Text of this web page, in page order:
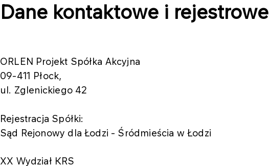
Dane kontaktowe i rejestrowe
ORLEN Projekt Spółka Akcyjna
09-411 Płock,
ul. Zglenickiego 42
Rejestracja Spółki:
Sąd Rejonowy dla Łodzi - Śródmieścia w Łodzi
XX Wydział KRS